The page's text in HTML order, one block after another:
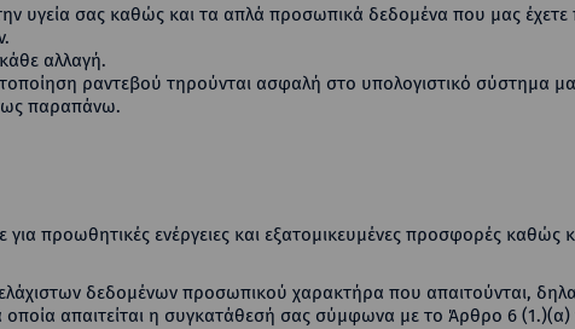
υγεία σας καθώς και τα απλά προσωπικά δεδομένα που μας έχετε
αλλαγή.
ραντεβού τηρούνται ασφαλή στο υπολογιστικό σύστημα
παραπάνω.
προωθητικές ενέργειες και εξατομικευμένες προσφορές καθώς
δεδομένων προσωπικού χαρακτήρα που απαιτούνται,
απαιτείται η συγκατάθεσή σας σύμφωνα με το Άρθρο 6 (1.)(α)